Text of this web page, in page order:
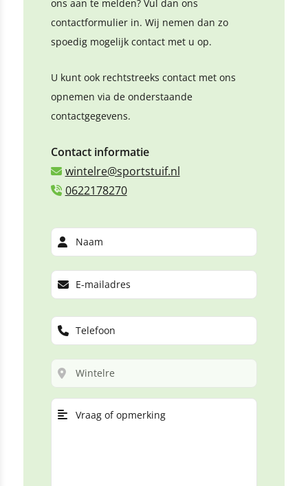
ons aan te melden? Vul dan ons
contactformulier in. Wij nemen dan zo
spoedig mogelijk contact met u op.
U kunt ook rechtstreeks contact met ons
opnemen via de onderstaande
contactgegevens.
Contact informatie
wintelre@sportstuif.nl
0622178270